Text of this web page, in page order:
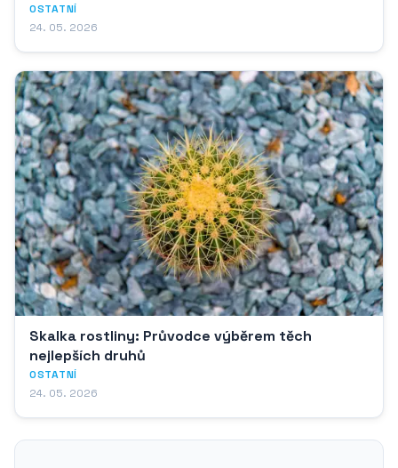
OSTATNÍ
24. 05. 2026
Skalka rostliny: Průvodce výběrem těch
nejlepších druhů
OSTATNÍ
24. 05. 2026